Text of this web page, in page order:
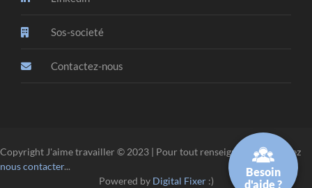
Sos-societé
Contactez-nous
Besoin
d'aide ?
Copyright J'aime travailler © 2023 | Pour tout renseignement, veuillez
nous contacter...
Powered by Digital Fixer:)